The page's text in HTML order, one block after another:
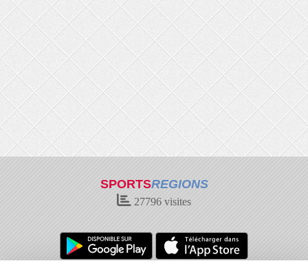
SPORTSREGIONS
27796 visites